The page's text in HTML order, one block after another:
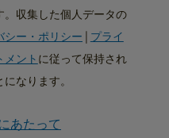
収集した個人データの
シー・ポリシー | プライ
ント に従って保持され
なります。
あたって